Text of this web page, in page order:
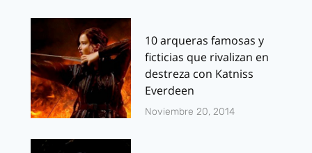
10 arqueras famosas y
ficticias que rivalizan en
destreza con Katniss
Everdeen
Noviembre 20, 2014